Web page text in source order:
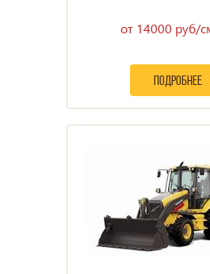
от 14000 руб/
подробнее